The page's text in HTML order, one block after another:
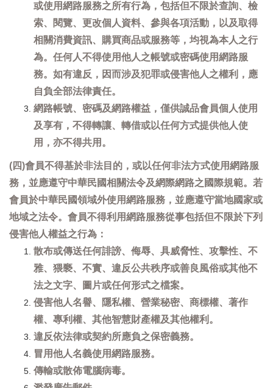
或使用網路服務之所有行為，包括但不限於查詢、檢
索、閱覽、更改個人資料、參與各項活動，以及取得
相關消費資訊、購買商品或服務等，均視為本人之行
為。任何人不得使用他人之帳號或密碼使用網路服
務。如有違反，因而涉及犯罪或侵害他人之權利，應
自負全部法律責任。
網路帳號、密碼及網路權益，僅供誠品會員個人使用
及享有，不得轉讓、轉借或以任何方式提供他人使
用，亦不得共用。
(四)會員不得基於非法目的，或以任何非法方式使用網路服
務，並應遵守中華民國相關法令及網際網路之國際規範。若
會員於中華民國領域外使用網路服務，並應遵守當地國家或
地域之法令。會員不得利用網路服務從事包括但不限於下列
侵害他人權益之行為：
散布或傳送任何誹謗、侮辱、具威脅性、攻擊性、不
雅、猥褻、不實、違反公共秩序或善良風俗或其他不
法之文字、圖片或任何形式之檔案。
侵害他人名譽、隱私權、營業秘密、商標權、著作
權、專利權、其他智慧財產權及其他權利。
違反依法律或契約所應負之保密義務。
冒用他人名義使用網路服務。
傳輸或散佈電腦病毒。